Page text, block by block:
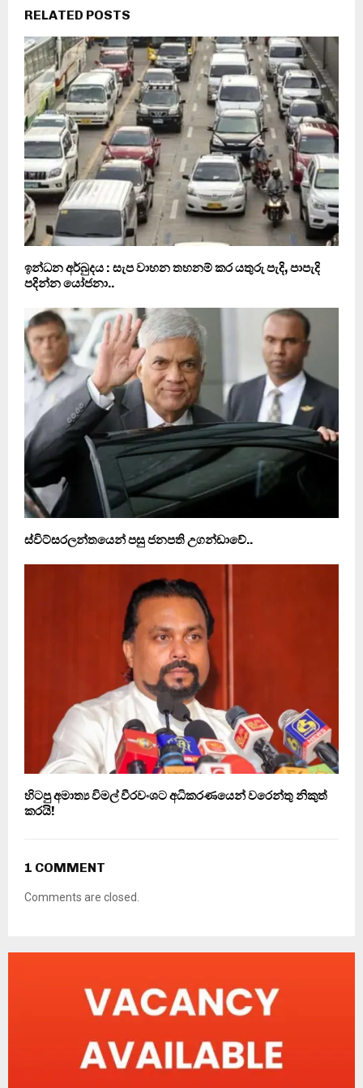
RELATED POSTS
ඉන්ධන අර්බුදය : සැප වාහන තහනම් කර යතුරු පැදි, පාපැදි
පදින්න යෝජනා..
ස්විට්සරලන්තයෙන් පසු ජනපති උගන්ඩාවේ..
හිටපු අමාත්‍ය විමල් වීරවංශට අධිකරණයෙන් වරෙන්තු නිකුත්
කරයි!
1 COMMENT
Comments are closed.